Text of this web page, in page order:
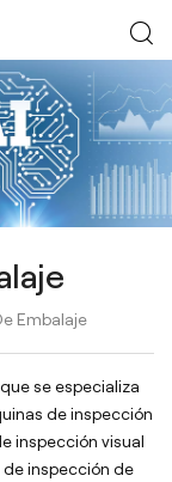
Embalaje
se especializa
de inspección
inspección visual
inspección de